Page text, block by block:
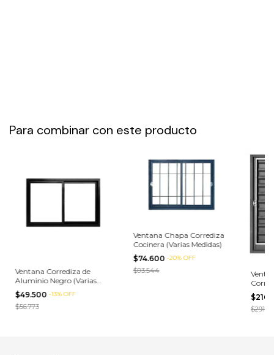
Para combinar con este producto
Ventana Corrediza de
Aluminio Negro (Varias
Medidas)
$49.500 -13%OFF
$56.773
Ventana Chapa Corrediza
Cocinera (Varias Medidas)
$74.600 -20%OFF
$93.544